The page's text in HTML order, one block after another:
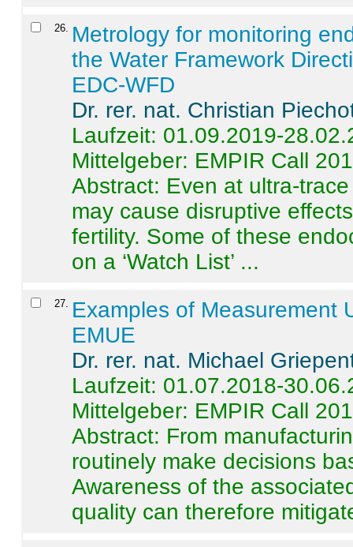
26. Metrology for monitoring
the Water Framework
EDC-WFD
Dr. rer. nat. Christian
Laufzeit: 01.09.2019-
Mittelgeber: EMPIR Call
Abstract: Even at ultra-
may cause disruptive
fertility. Some of these
on a ‘Watch List’ ...
27. Examples of Measurement
EMUE
Dr. rer. nat. Michael
Laufzeit: 01.07.2018-
Mittelgeber: EMPIR Call
Abstract: From
routinely make decisions
Awareness of the
quality can therefore